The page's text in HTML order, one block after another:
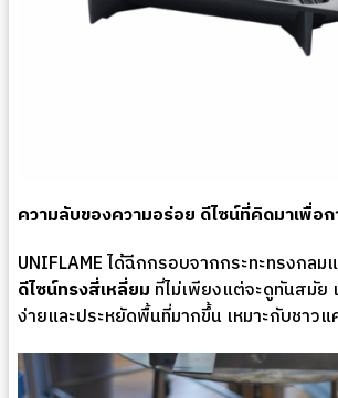
ความลับของความอร่อย ดีไซน์ที่คิดมาเพื่อ
UNIFLAME ได้ฉีกกรอบจากกระทะทรงกลม
ดีไซน์ทรงสี่เหลี่ยม ที่ไม่เพียงแต่จะดูทันสมัย
ง่ายและประหยัดพื้นที่มากขึ้น เหมาะกับชาว